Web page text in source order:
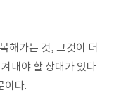
해가는 것, 그것이 더
내야 할 상대가 있다
이다.